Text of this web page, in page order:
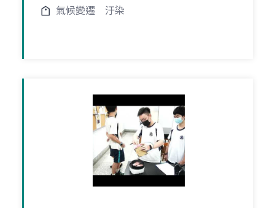
氣候變遷 汙染